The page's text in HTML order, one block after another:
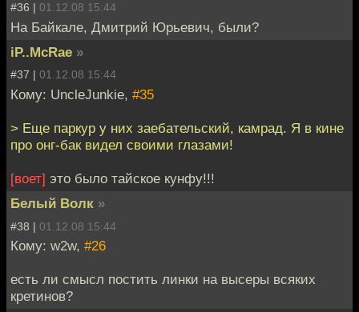
#36 | 01.12.08 15:44
На Байкале, Дмитрий Юрьевич, были?
iP..McRae »
#37 | 01.12.08 15:44
Кому: UncleJunkie, #35
> Еще паркур у них заебательский, камрад. Я в кине
про онг-бак видел своими глазами!
[воет] это было тайское кунфу!!!
Белый Волк »
#38 | 01.12.08 15:44
Кому: w2w, #26
есть ли смысл постить линки на высеры всяких
кретинов?